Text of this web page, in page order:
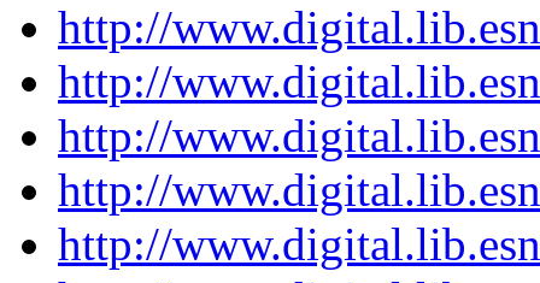
http://
http://
http://
http://
http://